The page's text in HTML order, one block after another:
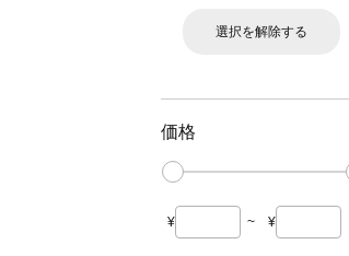
選択を解除する
価格
¥ ~ ¥